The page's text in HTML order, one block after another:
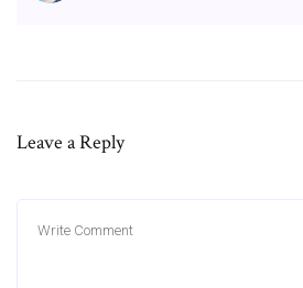
Leave a Reply